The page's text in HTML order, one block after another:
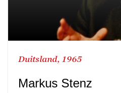
Duitsland, 1965
Markus Stenz